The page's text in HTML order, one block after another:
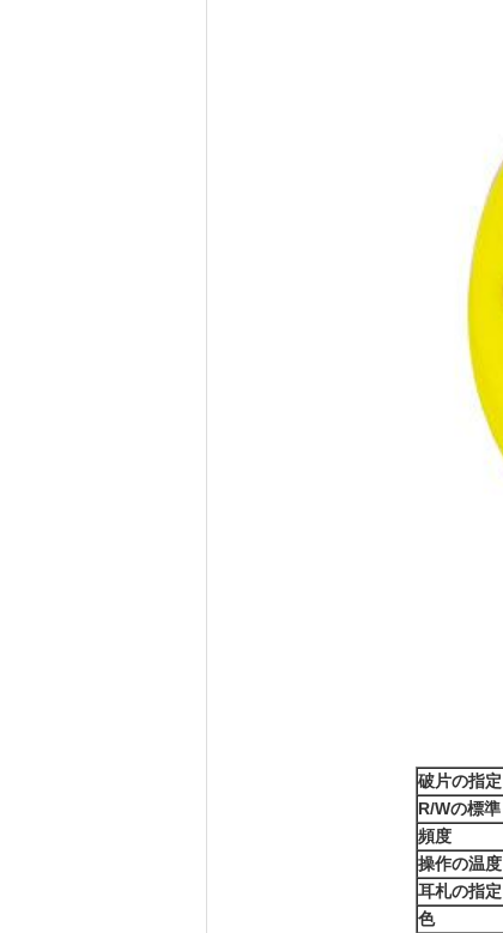
破片の指定
R/Wの標準
頻度
操作の温度
耳札の指定
色